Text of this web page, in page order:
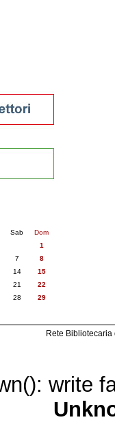
Sab
Dom
1
7
8
14
15
21
22
28
29
Rete
write